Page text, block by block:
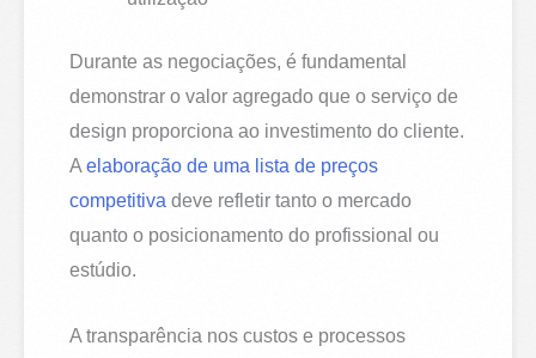
Durante as negociações, é fundamental
demonstrar o valor agregado que o serviço de
design proporciona ao investimento do cliente.
Aelaboração de uma lista de preços
competitiva deve refletir tanto o mercado
quanto o posicionamento do profissional ou
estúdio.
A transparência nos custos e processos